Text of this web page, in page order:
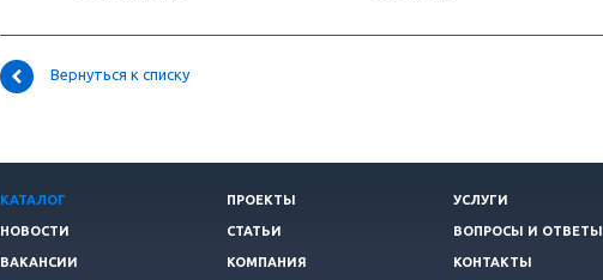
Вернуться к списку
КАТАЛОГ ПРОЕКТЫ УСЛУГИ
НОВОСТИ СТАТЬИ ВОПРОСЫ И ОТВЕТЫ
ВАКАНСИИ КОМПАНИЯ КОНТАКТЫ